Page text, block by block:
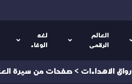
العالم
الرقمى
لغه
الوفاء
رواق الاهداءات > صفحات من سيرة